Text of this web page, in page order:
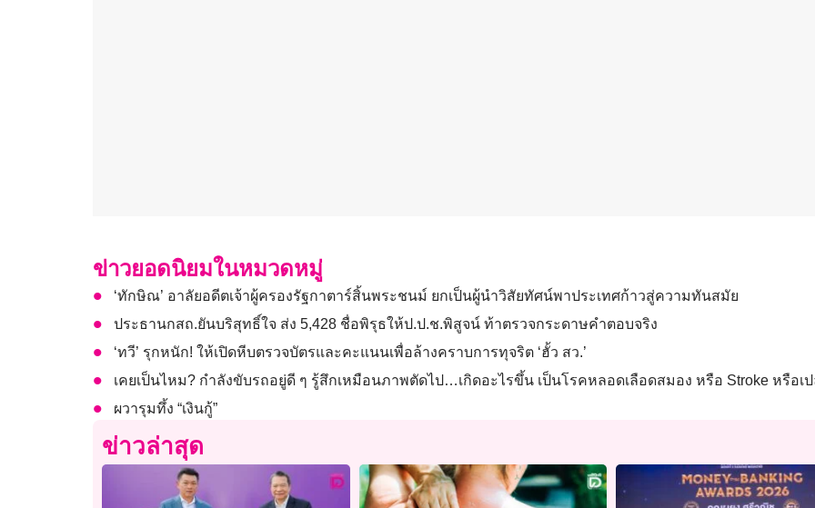
ข่าวยอดนิยมในหมวดหมู่
‘ทักษิณ’ อาลัยอดีตเจ้าผู้ครองรัฐกาตาร์สิ้นพระชนม์ ยกเป็นผู้นำวิสัยทัศน์พาประเทศก้าวสู่ความทันสมัย
ประธานกสถ.ยันบริสุทธิ์ใจ ส่ง 5,428 ชื่อพิรุธให้ป.ป.ช.พิสูจน์ ท้าตรวจกระดาษคำตอบจริง
‘ทวี’ รุกหนัก! ให้เปิดหีบตรวจบัตรและคะแนนเพื่อล้างคราบการทุจริต ‘ฮั้ว สว.’
เคยเป็นไหม? กำลังขับรถอยู่ดี ๆ รู้สึกเหมือนภาพตัดไป…เกิดอะไรขึ้น เป็นโรคหลอดเลือดสมอง หรือ Stroke หรือเ
ผวารุมทึ้ง “เงินกู้”
ข่าวล่าสุด